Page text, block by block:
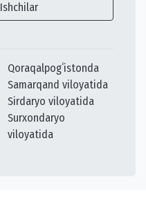
Ishchilar
Qoraqalpogʻistonda
Samarqand viloyatida
Sirdaryo viloyatida
Surxondaryo
viloyatida